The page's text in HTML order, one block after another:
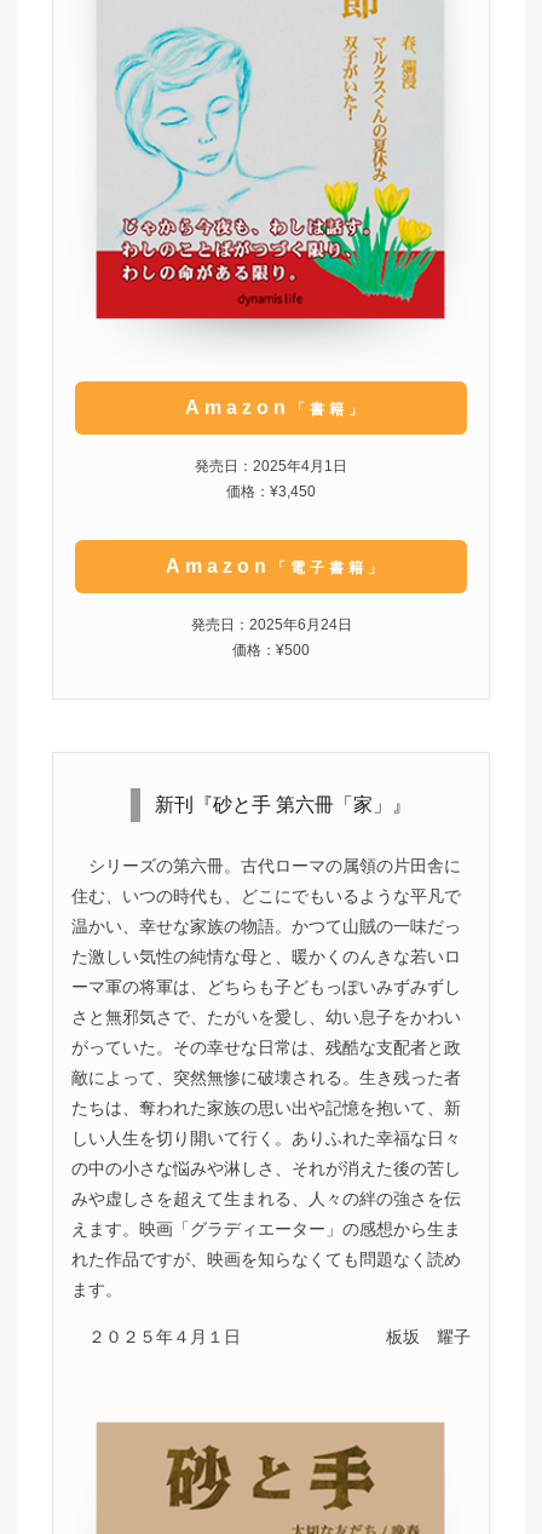
Amazon 「書籍」
発売日：2025年4月1日
価格：¥3,450
Amazon 「電子書籍」
発売日：2025年6月24日
価格：¥500
新刊『砂と手 第六冊「家」』
シリーズの第六冊。古代ローマの属領の片田舎に
住む、いつの時代も、どこにでもいるような平凡で
温かい、幸せな家族の物語。かつて山賊の一味だっ
た激しい気性の純情な母と、暖かくのんきな若いロ
ーマ軍の将軍は、どちらも子どもっぽいみずみずし
さと無邪気さで、たがいを愛し、幼い息子をかわい
がっていた。その幸せな日常は、残酷な支配者と政
敵によって、突然無惨に破壊される。生き残った者
たちは、奪われた家族の思い出や記憶を抱いて、新
しい人生を切り開いて行く。ありふれた幸福な日々
の中の小さな悩みや淋しさ、それが消えた後の苦し
みや虚しさを超えて生まれる、人々の絆の強さを伝
えます。映画「グラディエーター」の感想から生ま
れた作品ですが、映画を知らなくても問題なく読め
ます。
２０２５年４月１日 板坂 耀子